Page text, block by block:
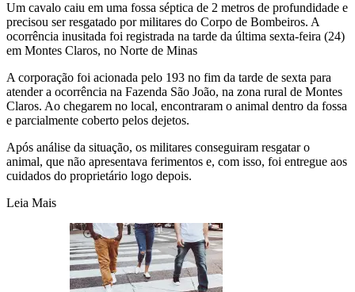
Um cavalo caiu em uma fossa séptica de 2 metros de profundidade e
precisou ser resgatado por militares do Corpo de Bombeiros. A
ocorrência inusitada foi registrada na tarde da última sexta-feira (24)
em Montes Claros, no Norte de Minas
A corporação foi acionada pelo 193 no fim da tarde de sexta para
atender a ocorrência na Fazenda São João, na zona rural de Montes
Claros. Ao chegarem no local, encontraram o animal dentro da fossa
e parcialmente coberto pelos dejetos.
Após análise da situação, os militares conseguiram resgatar o
animal, que não apresentava ferimentos e, com isso, foi entregue aos
cuidados do proprietário logo depois.
Leia Mais